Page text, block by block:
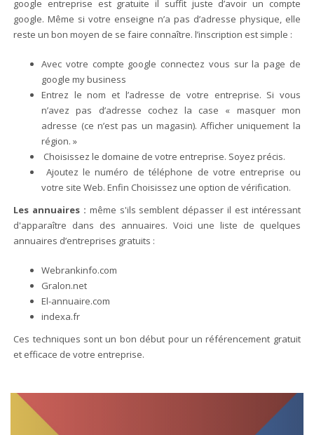
google entreprise est gratuite il suffit juste d’avoir un compte
google. Même si votre enseigne n’a pas d’adresse physique, elle
reste un bon moyen de se faire connaître. l’inscription est simple :
Avec votre compte google connectez vous sur la page de
google my business
Entrez le nom et l’adresse de votre entreprise. Si vous
n’avez pas d’adresse cochez la case « masquer mon
adresse (ce n’est pas un magasin). Afficher uniquement la
région. »
Choisissez le domaine de votre entreprise. Soyez précis.
Ajoutez le numéro de téléphone de votre entreprise ou
votre site Web. Enfin Choisissez une option de vérification.
Les annuaires : même s'ils semblent dépasser il est intéressant
d'apparaître dans des annuaires. Voici une liste de quelques
annuaires d’entreprises gratuits :
Webrankinfo.com
Gralon.net
El-annuaire.com
indexa.fr
Ces techniques sont un bon début pour un référencement gratuit
et efficace de votre entreprise.